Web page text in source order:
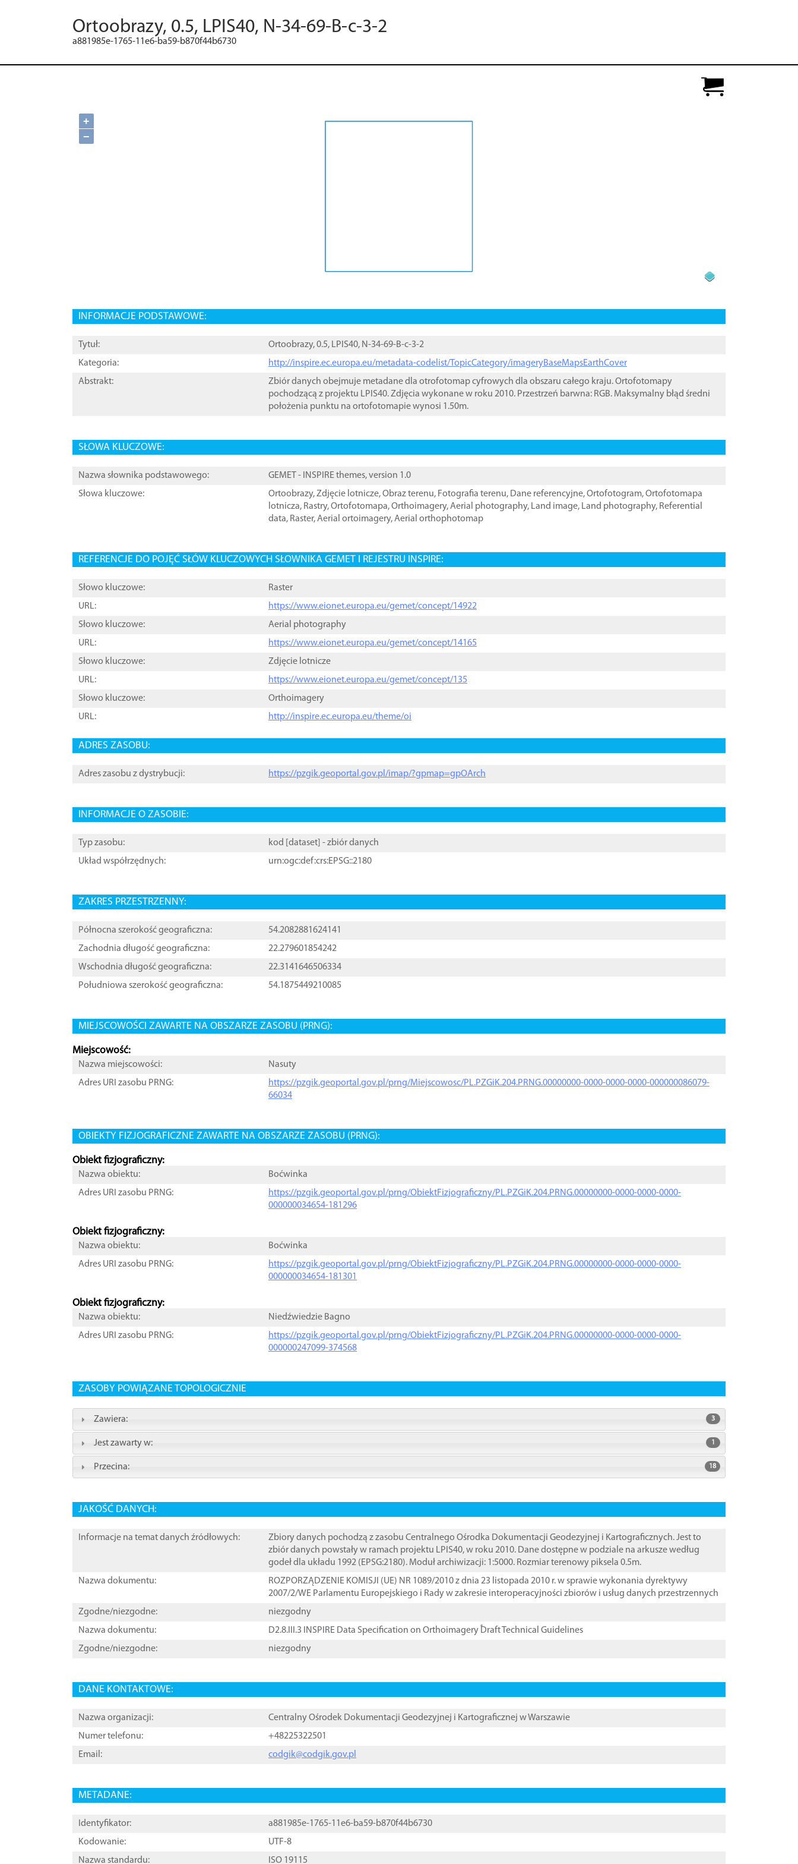
Ortoobrazy, 0.5, LPIS40, N-34-69-B-c-3-2
a881985e-1765-11e6-ba59-b870f44b6730
+
−
INFORMACJE PODSTAWOWE:
Tytuł:
Ortoobrazy, 0.5, LPIS40, N-34-69-B-c-3-2
Kategoria:
http://inspire.ec.europa.eu/metadata-codelist/TopicCategory/imageryBaseMapsEarthCover
Abstrakt:
Zbiór danych obejmuje metadane dla otrofotomap cyfrowych dla obszaru całego kraju. Ortofotomapy
pochodzącą z projektu LPIS40. Zdjęcia wykonane w roku 2010. Przestrzeń barwna: RGB. Maksymalny błąd średni
położenia punktu na ortofotomapie wynosi 1.50m.
SŁOWA KLUCZOWE:
Nazwa słownika podstawowego:
GEMET - INSPIRE themes, version 1.0
Słowa kluczowe:
Ortoobrazy,Zdjęcie lotnicze,Obraz terenu, Fotografia terenu, Dane referencyjne,Ortofotogram,Ortofotomapa
lotnicza, Rastry,Ortofotomapa,Orthoimagery,Aerial photography, Land image, Land photography, Referential
data, Raster,Aerial ortoimagery,Aerial orthophotomap
REFERENCJE DO POJĘĆ SŁÓW KLUCZOWYCH SŁOWNIKA GEMET I REJESTRU INSPIRE:
Słowo kluczowe:
Raster
URL:
https://www.eionet.europa.eu/gemet/concept/14922
Słowo kluczowe:
Aerial photography
URL:
https://www.eionet.europa.eu/gemet/concept/14165
Słowo kluczowe:
Zdjęcie lotnicze
URL:
https://www.eionet.europa.eu/gemet/concept/135
Słowo kluczowe:
Orthoimagery
URL:
http://inspire.ec.europa.eu/theme/oi
ADRES ZASOBU:
Adres zasobu z dystrybucji: https://pzgik.geoportal.gov.pl/imap/?gpmap=gpOArch
INFORMACJE O ZASOBIE:
Typ zasobu: kod [ dataset ] - zbiór danych
Układ współrzędnych:
urn:ogc:def:crs:EPSG::2180
ZAKRES PRZESTRZENNY:
Północna szerokość geograficzna:
54.2082881624141
Zachodnia długość geograficzna:
22.279601854242
Wschodnia długość geograficzna:
22.3141646506334
Południowa szerokość geograficzna:
54.1875449210085
MIEJSCOWOŚCI ZAWARTE NA OBSZARZE ZASOBU (PRNG):
Miejscowość:
Nazwa miejscowości:
Nasuty
Adres URI zasobu PRNG:
https://pzgik.geoportal.gov.pl/prng/Miejscowosc/PL.PZGiK.204.PRNG.00000000-0000-0000-0000-000000086079-
66034
OBIEKTY FIZJOGRAFICZNE ZAWARTE NA OBSZARZE ZASOBU (PRNG):
Obiekt fizjograficzny:
Nazwa obiektu:
Boćwinka
Adres URI zasobu PRNG:
https://pzgik.geoportal.gov.pl/prng/ObiektFizjograficzny/PL.PZGiK.204.PRNG.00000000-0000-0000-0000-
000000034654-181296
Obiekt fizjograficzny:
Nazwa obiektu:
Boćwinka
Adres URI zasobu PRNG:
https://pzgik.geoportal.gov.pl/prng/ObiektFizjograficzny/PL.PZGiK.204.PRNG.00000000-0000-0000-0000-
000000034654-181301
Obiekt fizjograficzny:
Nazwa obiektu:
Niedźwiedzie Bagno
Adres URI zasobu PRNG:
https://pzgik.geoportal.gov.pl/prng/ObiektFizjograficzny/PL.PZGiK.204.PRNG.00000000-0000-0000-0000-
000000247099-374568
ZASOBY POWIĄZANE TOPOLOGICZNIE
Zawiera: 3
Jest zawarty w: 1
Przecina: 18
JAKOŚĆ DANYCH:
Informacje na temat danych źródłowych:
Zbiory danych pochodzą z zasobu Centralnego Ośrodka Dokumentacji Geodezyjnej i Kartograficznych. Jest to
zbiór danych powstały w ramach projektu LPIS40, w roku 2010. Dane dostępne w podziale na arkusze według
godeł dla układu 1992 (EPSG:2180). Moduł archiwizacji: 1:5000. Rozmiar terenowy piksela 0.5m.
Nazwa dokumentu:
ROZPORZĄDZENIE KOMISJI (UE) NR 1089/2010 z dnia 23 listopada 2010 r. w sprawie wykonania dyrektywy
2007/2/WE Parlamentu Europejskiego i Rady w zakresie interoperacyjności zbiorów i usług danych przestrzennych
Zgodne/niezgodne:
niezgodny
Nazwa dokumentu:
D2.8.III.3 INSPIRE Data Specification on Orthoimagery ֠Draft Technical Guidelines
Zgodne/niezgodne:
niezgodny
DANE KONTAKTOWE:
Nazwa organizacji:
Centralny Ośrodek Dokumentacji Geodezyjnej i Kartograficznej w Warszawie
Numer telefonu:
+48225322501
Email:
codgik@codgik.gov.pl
METADANE:
Identyfikator:
a881985e-1765-11e6-ba59-b870f44b6730
Kodowanie:
UTF-8
Nazwa standardu:
ISO 19115